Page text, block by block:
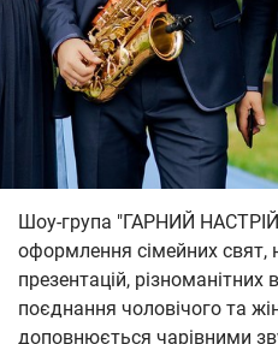
Шоу-група "ГАРНИЙ
оформлення сімейних свят,
презентацій, різноманітних
поєднання чоловічого та
доповнюється чарівними